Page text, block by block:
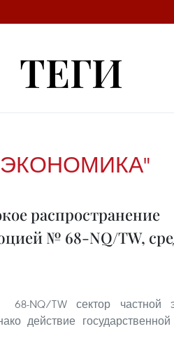
ТЕГИ
распространение
№ 68-NQ/TW,
NQ/TW сектор частной
действие государственной